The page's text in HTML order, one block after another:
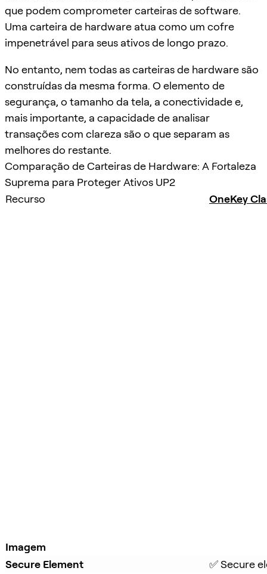
que podem comprometer carteiras de software.
Uma carteira de hardware atua como um cofre
impenetrável para seus ativos de longo prazo.
No entanto, nem todas as carteiras de hardware são
construídas da mesma forma. O elemento de
segurança, o tamanho da tela, a conectividade e,
mais importante, a capacidade de analisar
transações com clareza são o que separam as
melhores do restante.
Comparação de Carteiras de Hardware: A Fortaleza
Suprema para Proteger Ativos UP2
Recurso
OneKey
Imagem
Secure Element
✅ Secure